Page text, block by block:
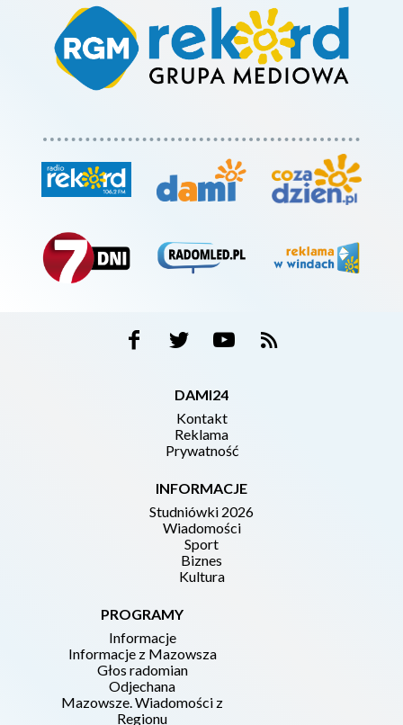
DAMI24
Kontakt
Reklama
Prywatność
INFORMACJE
Studniówki 2026
Wiadomości
Sport
Biznes
Kultura
PROGRAMY
Informacje
Informacje z Mazowsza
Głos radomian
Odjechana
Mazowsze. Wiadomości z
Regionu